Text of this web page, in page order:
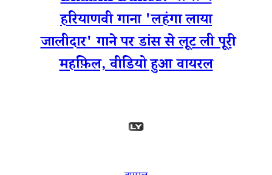
हरियाणवी गाना 'लहंगा लाया
जालीदार' गाने पर डांस से लूट ली पूरी
महफ़िल, वीडियो हुआ वायरल